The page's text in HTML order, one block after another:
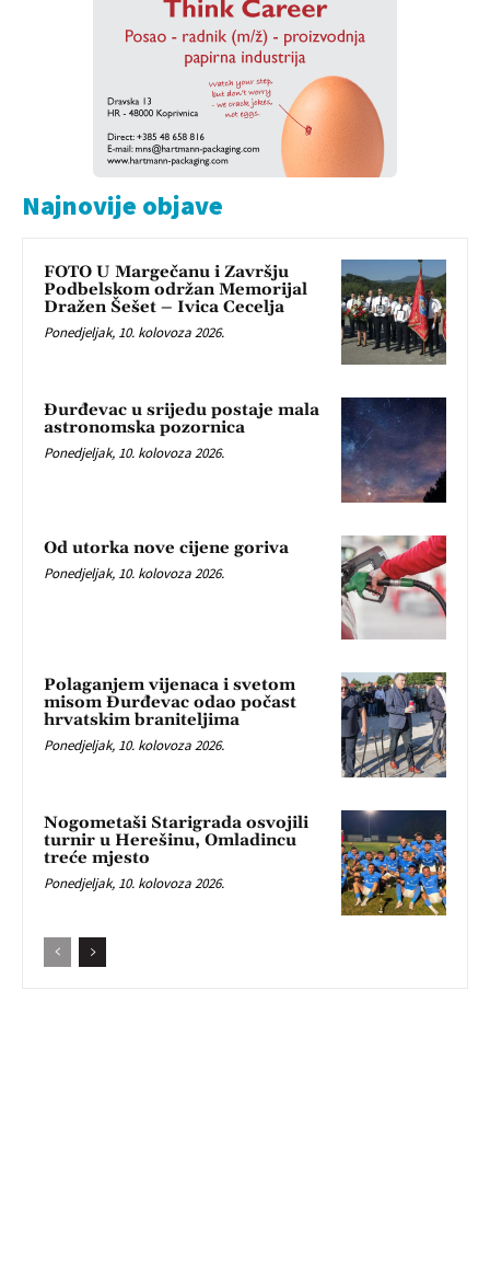
Najnovije objave
FOTO U Margečanu i Završju
Podbelskom održan Memorijal
Dražen Šešet – Ivica Cecelja
Ponedjeljak, 10. kolovoza 2026.
Đurđevac u srijedu postaje mala
astronomska pozornica
Ponedjeljak, 10. kolovoza 2026.
Od utorka nove cijene goriva
Ponedjeljak, 10. kolovoza 2026.
Polaganjem vijenaca i svetom
misom Đurđevac odao počast
hrvatskim braniteljima
Ponedjeljak, 10. kolovoza 2026.
Nogometaši Starigrada osvojili
turnir u Herešinu, Omladincu
treće mjesto
Ponedjeljak, 10. kolovoza 2026.